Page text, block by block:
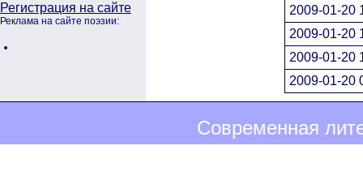
Регистрация на сайте
Реклама на сайте поэзии:
2009-01-20
2009-01-20
2009-01-20
2009-01-20
Современная